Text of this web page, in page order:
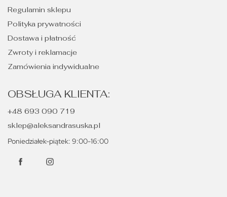
Regulamin sklepu
Polityka prywatności
Dostawa i płatność
Zwroty i reklamacje
Zamówienia indywidualne
OBSŁUGA KLIENTA:
+48 693 090 719
sklep@aleksandrasuska.pl
Poniedziałek-piątek: 9:00-16:00